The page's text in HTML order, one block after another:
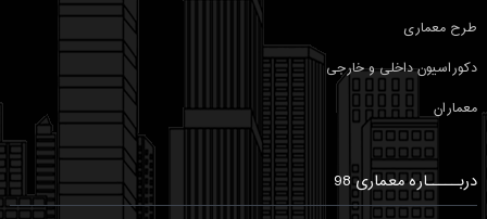
طرح معماری
دکوراسیون داخلی و خارجی
معماران
دربـــــاره معماری 98